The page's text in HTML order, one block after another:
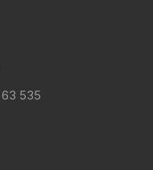
535